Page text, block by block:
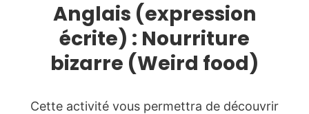
Anglais (expression
écrite) : Nourriture
bizarre (Weird food)
Cette activité vous permettra de découvrir